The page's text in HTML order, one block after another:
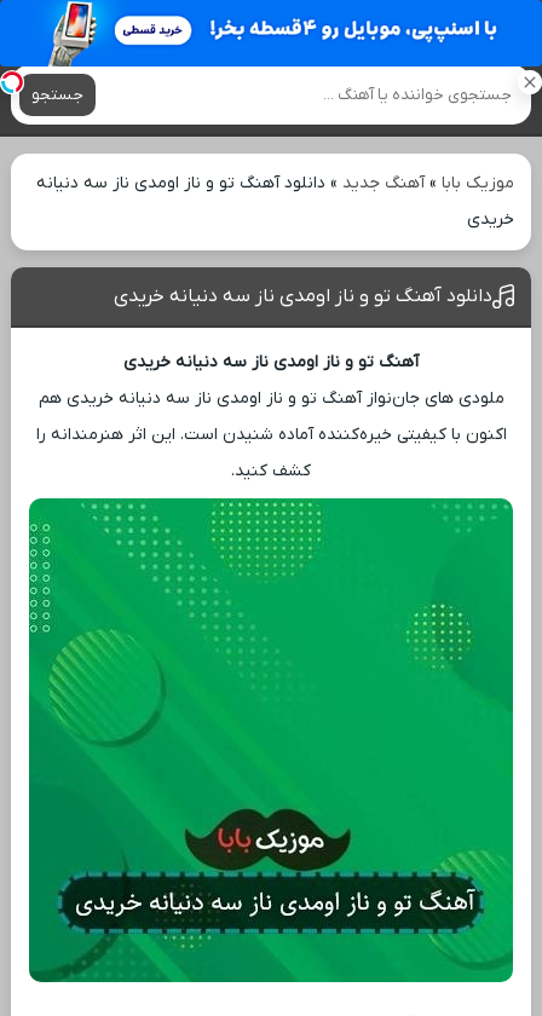
آهنگ های جدید
جستجو
موزیک بابا»آهنگ جدید » دانلود آهنگ تو و ناز اومدی ناز سه دنیانه
خریدی
دانلود آهنگ تو و ناز اومدی ناز سه دنیانه خریدی
آهنگ تو و ناز اومدی ناز سه دنیانه خریدی
ملودی ‌های جان‌نواز آهنگ تو و ناز اومدی ناز سه دنیانه خریدی هم
اکنون با کیفیتی خیره‌کننده آماده شنیدن است. این اثر هنرمندانه را
کشف کنید.